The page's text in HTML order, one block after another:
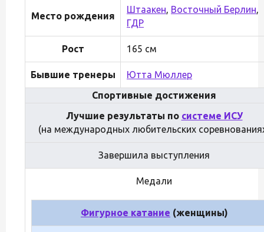
Место рождения
Штаакен, Восточный Берлин,
ГДР
Рост 165 см
Бывшие тренеры
Ютта Мюллер
Спортивные достижения
Лучшие результаты по системе ИСУ
(на международных любительских
Завершила выступления
Медали
Фигурное катание (женщины)